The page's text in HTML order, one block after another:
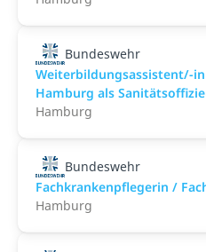
Bundeswehr
Weiterbildungsassistent/-
Hamburg als
Hamburg
Bundeswehr
Fachkrankenpflegerin /
Hamburg